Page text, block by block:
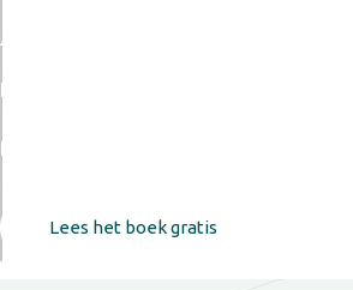
Een boek voor mensen die al
Er zijn dingen die je weet voordat je
Dit boek geeft die taal.
Lees het boek gratis